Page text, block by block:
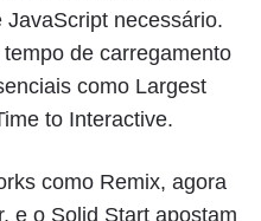
necessário.
de carregamento
como Largest
to Interactive.
como Remix, agora
e o Solid Start apostam